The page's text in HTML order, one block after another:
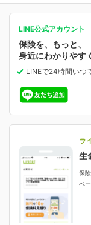
保険ジャン
あなたの人生
選ばれる理由・評
ライフネッ
ライフネット
評判・口コ
ご契約者さま
申し込みガイド
ご契約の流れと必
がん保険
がんに備える
女性保険
女性特有の病
就業不能保険
就業不能状態に
認知症・MCI
ご契約内容の確
お客さま情報
保険料の支払
中断したお申
お申し込み後の
減額・解約・
ご契約者さま向け
保険金・給付金の
生命保険料控除に
会社情報
業績・財務情報
保険金等の支払状況
採用情報
生命保険マニフェ
ライフネット生命
保険相談サービス
よくあるご質問
資料請求
LINE公式アカウント
保険を、もっと、
身近にわかりやす
LINEで24時間いつ
ラ
生
保
ペ